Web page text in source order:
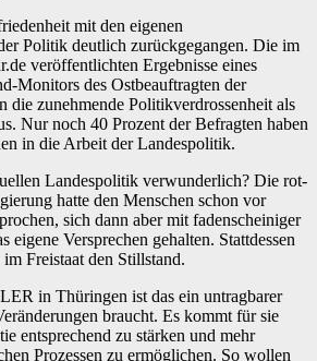
mit den eigenen
Politik deutlich zurückgegangen. Die im
veröffentlichten Ergebnisse eines
Monitors des Ostbeauftragten der
die zunehmende Politikverdrossenheit als
Nur noch 40 Prozent der Befragten haben
in die Arbeit der Landespolitik.
Landespolitik verwunderlich? Die rot-
hatte den Menschen schon vor
sich dann aber mit fadenscheiniger
eigene Versprechen gehalten. Stattdessen
Freistaat den Stillstand.
in Thüringen ist das ein untragbarer
braucht. Es kommt für sie
entsprechend zu stärken und mehr
Prozessen zu ermöglichen. So wollen